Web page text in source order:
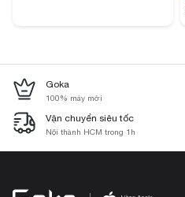
Goka
100% máy mới
Vận chuyển siêu tốc
Nội thành HCM trong 1h